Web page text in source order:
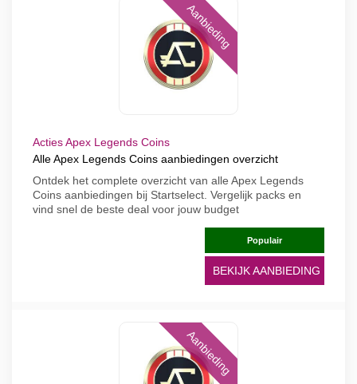
Aanbieding
Acties Apex Legends Coins
Alle Apex Legends Coins aanbiedingen overzicht
Ontdek het complete overzicht van alle Apex Legends
Coins aanbiedingen bij Startselect. Vergelijk packs en
vind snel de beste deal voor jouw budget
Populair
BEKIJK AANBIEDING
Aanbieding